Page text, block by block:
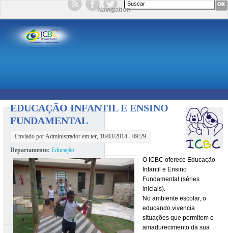
NavigationFormulário de busca
EDUCAÇÃO INFANTIL E ENSINO
FUNDAMENTAL
Enviado porAdministrador em ter, 18/03/2014 - 09:29
Departamento: Educação
O ICBC oferece Educação
Infantil e Ensino
Fundamental (séries
iniciais).
No ambiente escolar, o
educando vivencia
situações que permitem o
amadurecimento da sua